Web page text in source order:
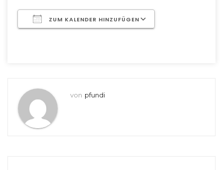
ZUM KALENDER HINZUFÜGEN
von pfundi